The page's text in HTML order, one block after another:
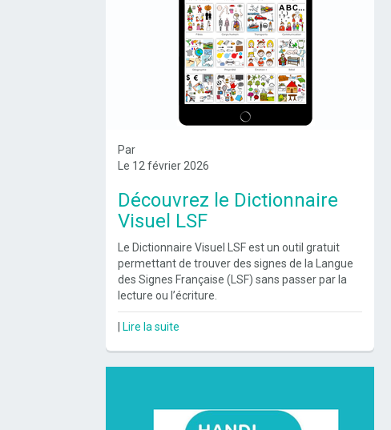
Par
Le 12 février 2026
Découvrez le Dictionnaire
Visuel LSF
Le Dictionnaire Visuel LSF est un outil gratuit
permettant de trouver des signes de la Langue
des Signes Française (LSF) sans passer par la
lecture ou l’écriture.
Lire la suite